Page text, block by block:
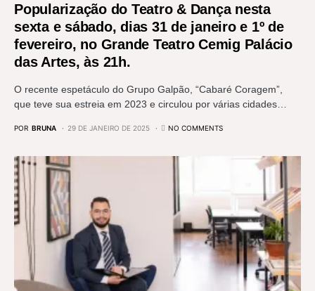
Popularização do Teatro & Dança nesta
sexta e sábado, dias 31 de janeiro e 1º de
fevereiro, no Grande Teatro Cemig Palácio
das Artes, às 21h.
O recente espetáculo do Grupo Galpão, “Cabaré Coragem”,
que teve sua estreia em 2023 e circulou por várias cidades…
POR BRUNA 29 DE JANEIRO DE 2025 NO COMMENTS